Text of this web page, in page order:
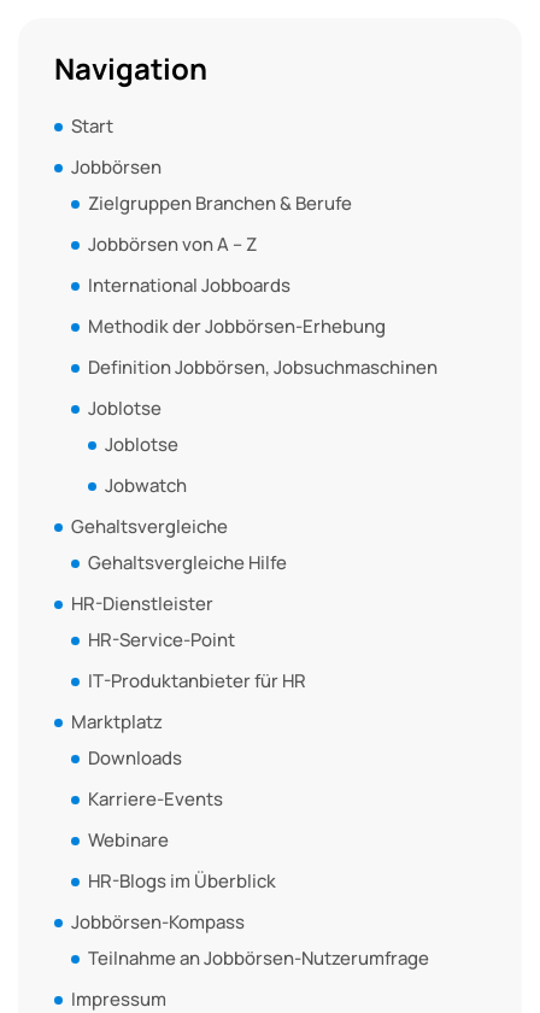
Navigation
Start
Jobbörsen
Zielgruppen Branchen & Berufe
Jobbörsen von A – Z
International Jobboards
Methodik der Jobbörsen-Erhebung
Definition Jobbörsen, Jobsuchmaschinen
Joblotse
Joblotse
Jobwatch
Gehaltsvergleiche
Gehaltsvergleiche Hilfe
HR-Dienstleister
HR-Service-Point
IT-Produktanbieter für HR
Marktplatz
Downloads
Karriere-Events
Webinare
HR-Blogs im Überblick
Jobbörsen-Kompass
Teilnahme an Jobbörsen-Nutzerumfrage
Impressum